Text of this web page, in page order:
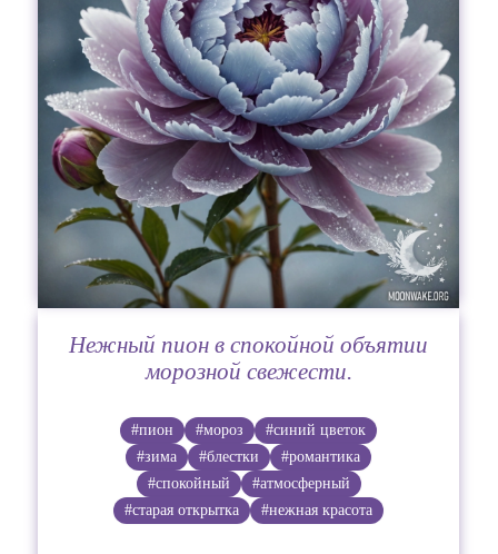
Нежный пион в спокойной объятии
морозной свежести.
#пион #мороз
#синий цветок
#зима
#блестки
#романтика
#спокойный
#атмосферный
#старая открытка
#нежная красота